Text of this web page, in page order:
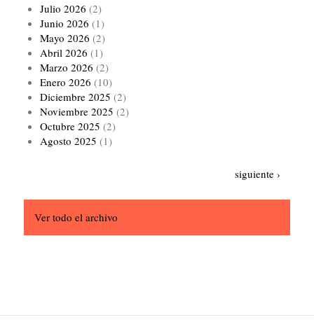
Julio 2026 (2)
Junio 2026 (1)
Mayo 2026 (2)
Abril 2026 (1)
Marzo 2026 (2)
Enero 2026 (10)
Diciembre 2025 (2)
Noviembre 2025 (2)
Octubre 2025 (2)
Agosto 2025 (1)
Siguiente
siguiente ›
Ver todo el archivo